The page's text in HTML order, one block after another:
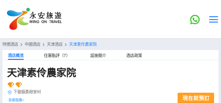
特價酒店 > 中國酒店 > 天津酒店 > 天津素伶農家院
酒店概览 住客點評（7） 設施簡介 酒店政策
天津素伶農家院
下營鎮桑樹安村
全部設施> 現在就預訂